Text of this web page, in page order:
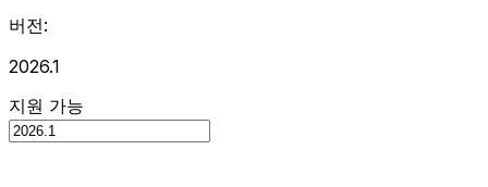
버전:
2026.1
지원 가능